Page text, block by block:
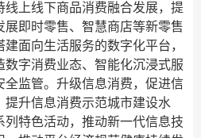
上线下商品消费融合发展，提
即时零售、智慧商店等新零售
面向生活服务的数字化平台，
字消费业态、智能化沉浸式服
全监管。升级信息消费，促进信
升信息消费示范城市建设水
特色活动，推动新一代信息技